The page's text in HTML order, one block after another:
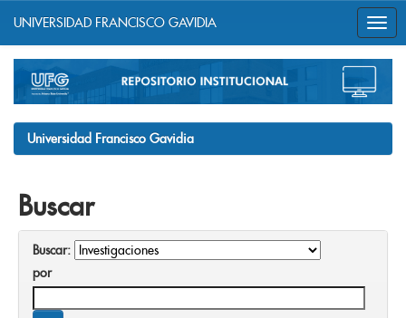
navigation
UNIVERSIDAD FRANCISCO GAVIDIA
Universidad Francisco Gavidia
Buscar
Buscar:
por